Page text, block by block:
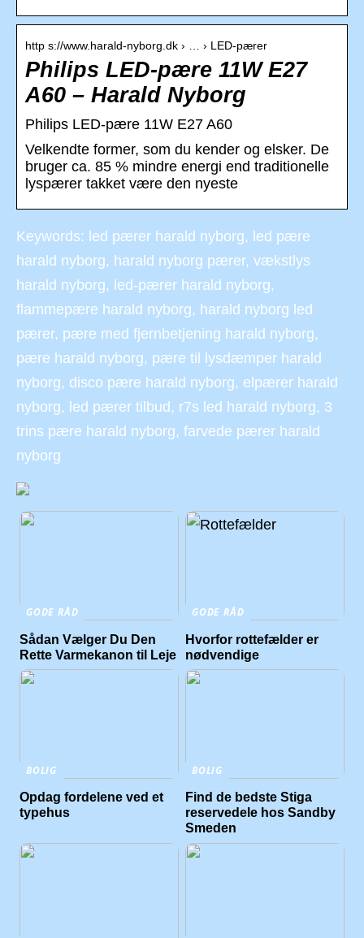
http s://www.harald-nyborg.dk › … › LED-pærer
Philips LED-pære 11W E27
A60 – Harald Nyborg
Philips LED-pære 11W E27 A60
Velkendte former, som du kender og elsker. De
bruger ca. 85 % mindre energi end traditionelle
lyspærer takket være den nyeste
Keywords: led pærer harald nyborg, led pære
harald nyborg, harald nyborg pærer, vækstlys
harald nyborg, led-pærer harald nyborg,
flammepære harald nyborg, harald nyborg led
pærer, pære med fjernbetjening harald nyborg,
pære harald nyborg, pære til lysdæmper harald
nyborg, disco pære harald nyborg, elpærer harald
nyborg, led pærer tilbud, r7s led harald nyborg, 3
trins pære harald nyborg, farvede pærer harald
nyborg
GODE RÅD
Sådan Vælger Du Den
Rette Varmekanon til Leje
GODE RÅD
Hvorfor rottefælder er
nødvendige
BOLIG
Opdag fordelene ved et
typehus
BOLIG
Find de bedste Stiga
reservedele hos Sandby
Smeden